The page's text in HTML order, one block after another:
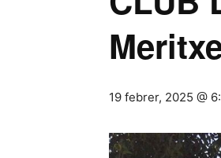
19 febrer, 2025 @